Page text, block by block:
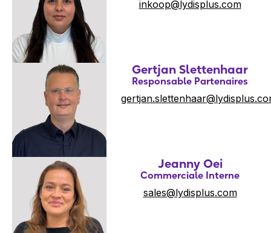
inkoop@lydisplus.com
Gertjan Slettenhaar
Responsable Partenaires
Jeanny Oei
Commerciale Interne
sales@lydisplus.com